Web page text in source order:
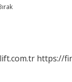
https://